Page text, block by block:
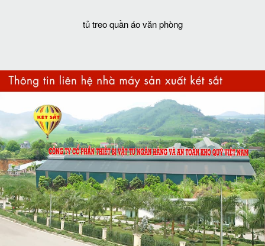
tủ treo quần áo văn phòng